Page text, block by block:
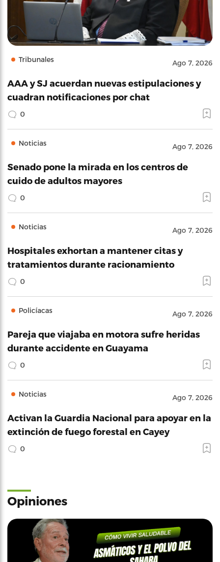
Tribunales Ago 7, 2026
AAA y SJ acuerdan nuevas estipulaciones y
cuadran notificaciones por chat
0
Noticias Ago 7, 2026
Senado pone la mirada en los centros de
cuido de adultos mayores
0
Noticias Ago 7, 2026
Hospitales exhortan a mantener citas y
tratamientos durante racionamiento
0
Policíacas Ago 7, 2026
Pareja que viajaba en motora sufre heridas
durante accidente en Guayama
0
Noticias Ago 7, 2026
Activan la Guardia Nacional para apoyar en la
extinción de fuego forestal en Cayey
0
Opiniones